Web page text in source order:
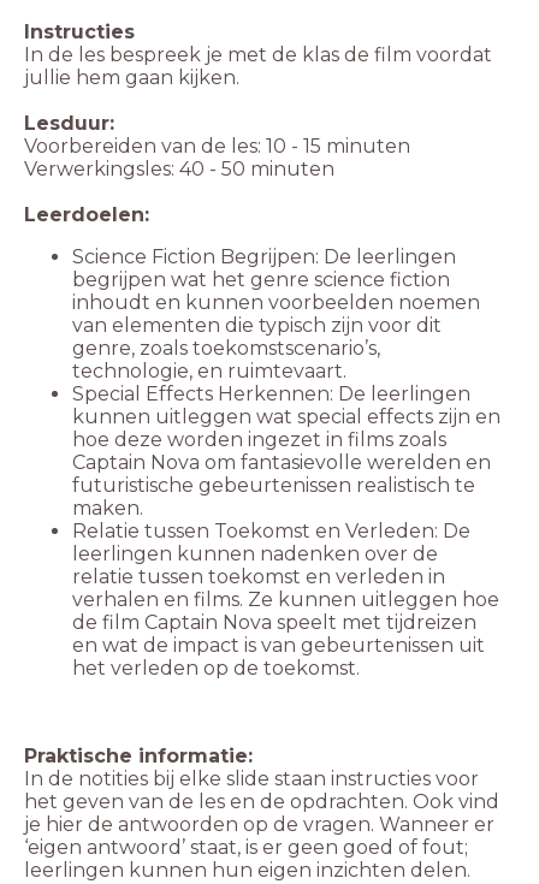
Instructies
In de les bespreek je met de klas de film voordat
jullie hem gaan kijken.
Lesduur:
Voorbereiden van de les: 10 - 15 minuten
Verwerkingsles: 40 - 50 minuten
Leerdoelen:
Science Fiction Begrijpen: De leerlingen
begrijpen wat het genre science fiction
inhoudt en kunnen voorbeelden noemen
van elementen die typisch zijn voor dit
genre, zoals toekomstscenario’s,
technologie, en ruimtevaart.
Special Effects Herkennen: De leerlingen
kunnen uitleggen wat special effects zijn en
hoe deze worden ingezet in films zoals
Captain Nova om fantasievolle werelden en
futuristische gebeurtenissen realistisch te
maken.
Relatie tussen Toekomst en Verleden: De
leerlingen kunnen nadenken over de
relatie tussen toekomst en verleden in
verhalen en films. Ze kunnen uitleggen hoe
de film Captain Nova speelt met tijdreizen
en wat de impact is van gebeurtenissen uit
het verleden op de toekomst.
Praktische informatie:
In de notities bij elke slide staan instructies voor
het geven van de les en de opdrachten. Ook vind
je hier de antwoorden op de vragen. Wanneer er
‘eigen antwoord’ staat, is er geen goed of fout;
leerlingen kunnen hun eigen inzichten delen.